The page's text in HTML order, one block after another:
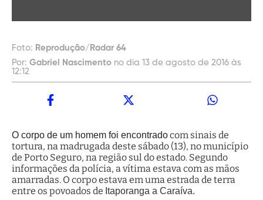
Foto: Reprodução/Radar 64
Por: Gabriel Nascimento no dia 13 de agosto de 2016 às
12:12
O corpo de um homem foi encontradocom sinais de
tortura, na madrugada deste sábado (13), no município
de Porto Seguro, na região sul do estado. Segundo
informações da polícia, a vítima estava com as mãos
amarradas. O corpo estava em uma estrada de terra
entre os povoados de Itaporanga a Caraíva.